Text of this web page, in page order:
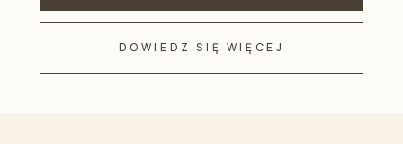
DOWIEDZ SIĘ WIĘCEJ